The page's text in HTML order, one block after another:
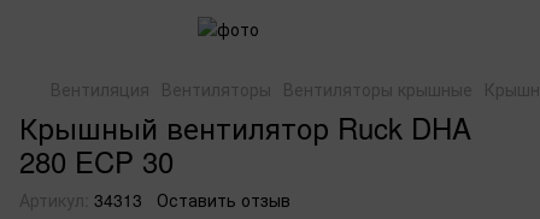
Вентиляция Вентиляторы Вентиляторы крышные
Крышный вентилятор Ruck DHA
280 ECP 30
Артикул: 34313 Оставить отзыв